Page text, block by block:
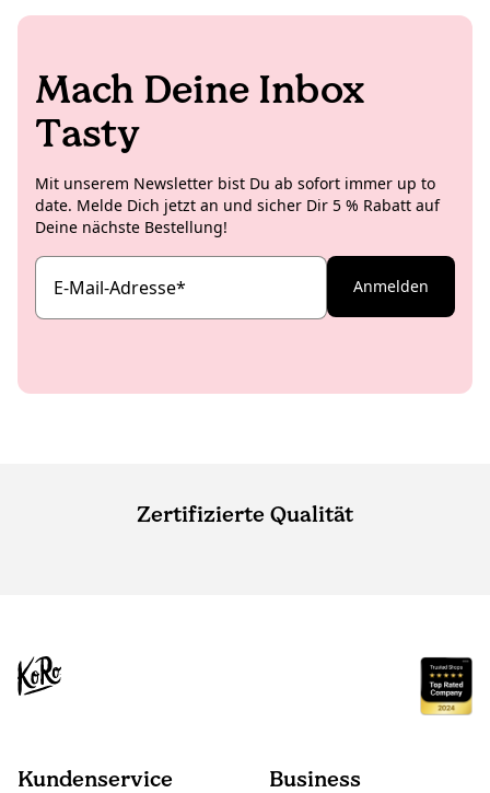
Mach Deine Inbox
Tasty
Mit unserem Newsletter bist Du ab sofort immer up to
date. Melde Dich jetzt an und sicher Dir 5 % Rabatt auf
Deine nächste Bestellung!
E-Mail-Adresse* Anmelden
Zertifizierte Qualität
Kundenservice Business